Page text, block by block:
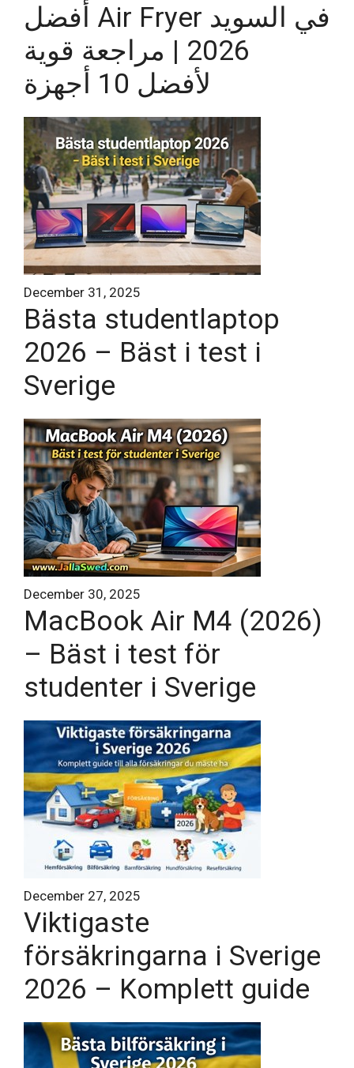
أفضل Air Fryer في السويد
2026 | مراجعة قوية
لأفضل 10 أجهزة
December 31, 2025
Bästa studentlaptop
2026 – Bäst i test i
Sverige
December 30, 2025
MacBook Air M4 (2026)
– Bäst i test för
studenter i Sverige
December 27, 2025
Viktigaste
försäkringarna i Sverige
2026 – Komplett guide